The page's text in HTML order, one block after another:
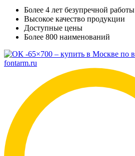
Более 4 лет безупречной работы
Высокое качество продукции
Доступные цены
Более 800 наименований